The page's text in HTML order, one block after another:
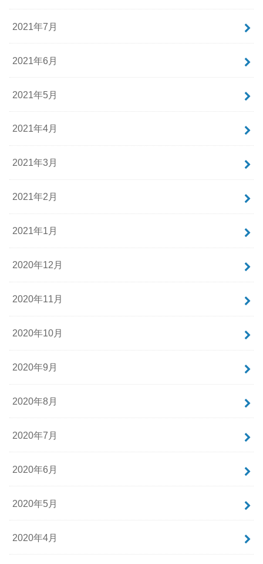
2021年7月
2021年6月
2021年5月
2021年4月
2021年3月
2021年2月
2021年1月
2020年12月
2020年11月
2020年10月
2020年9月
2020年8月
2020年7月
2020年6月
2020年5月
2020年4月